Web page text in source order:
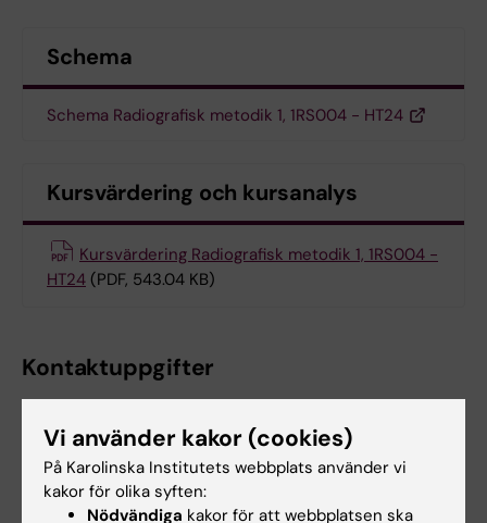
Schema
Schema Radiografisk metodik 1, 1RS004 - HT24
Kursvärdering och kursanalys
Kursvärdering Radiografisk metodik 1, 1RS004 -
HT24 (PDF, 543.04 KB)
Kontaktuppgifter
Annica Sandberg
Kursansvarig och kursexaminator
Telefon:
Vi använder kakor (cookies)
På Karolinska Institutets webbplats använder vi
kakor för olika syften:
Nödvändiga kakor för att webbplatsen ska